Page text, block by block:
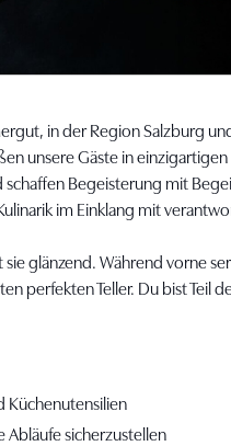
in der Region Salzburg
unsere Gäste in
Begeisterung mit
im Einklang mit
glänzend. Während vorne
perfekten Teller. Du bist Teil
Küchenutensilien
Abläufe sicherzustellen